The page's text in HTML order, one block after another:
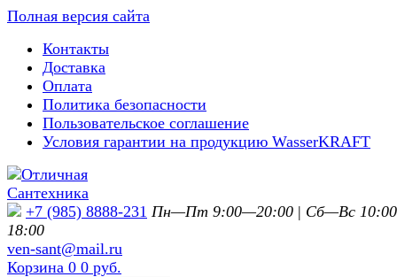
Полная версия сайта
Контакты
Доставка
Оплата
Политика безопасности
Пользовательское соглашение
Условия гарантии на продукцию WasserKRAFT
+7 (985) 8888-231 Пн—Пт 9:00—20:00 | Сб—Вс
18:00
ven-sant@mail.ru
Корзина 0 0 руб.